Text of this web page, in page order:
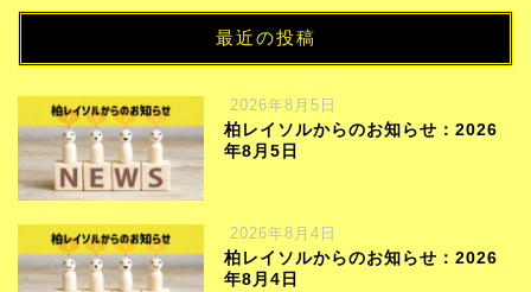
最近の投稿
2026年8月5日
柏レイソルからのお知らせ：2026
年8月5日
2026年8月4日
柏レイソルからのお知らせ：2026
年8月4日